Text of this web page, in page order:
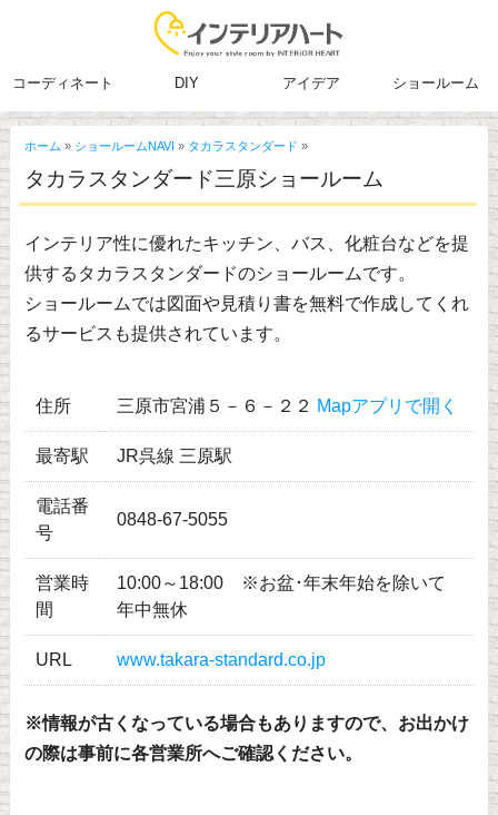
コーディネート DIY アイデア ショールーム
ホーム » ショールームNAVI » タカラスタンダード »
タカラスタンダード三原ショールーム
インテリア性に優れたキッチン、バス、化粧台などを提
供するタカラスタンダードのショールームです。
ショールームでは図面や見積り書を無料で作成してくれ
るサービスも提供されています。
住所 三原市宮浦５－６－２２ Mapアプリで開く
最寄駅 JR呉線 三原駅
電話番
号
0848-67-5055
営業時
間
10:00～18:00 ※お盆･年末年始を除いて
年中無休
URL www.takara-standard.co.jp
※情報が古くなっている場合もありますので、お出かけ
の際は事前に各営業所へご確認ください。